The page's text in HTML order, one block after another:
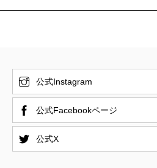
公式Instagram
公式Facebookページ
公式X